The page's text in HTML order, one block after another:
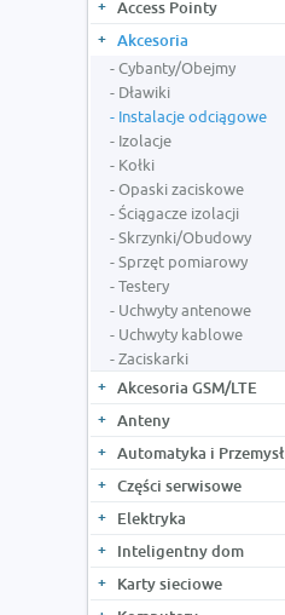
Access Pointy
Akcesoria
Cybanty/Obejmy
Dławiki
Instalacje odciągowe
Izolacje
Kołki
Opaski zaciskowe
Ściągacze izolacji
Skrzynki/Obudowy
Sprzęt pomiarowy
Testery
Uchwyty antenowe
Uchwyty kablowe
Zaciskarki
Akcesoria GSM/LTE
Anteny
Automatyka i Przemysł
Części serwisowe
Elektryka
Inteligentny dom
Karty sieciowe